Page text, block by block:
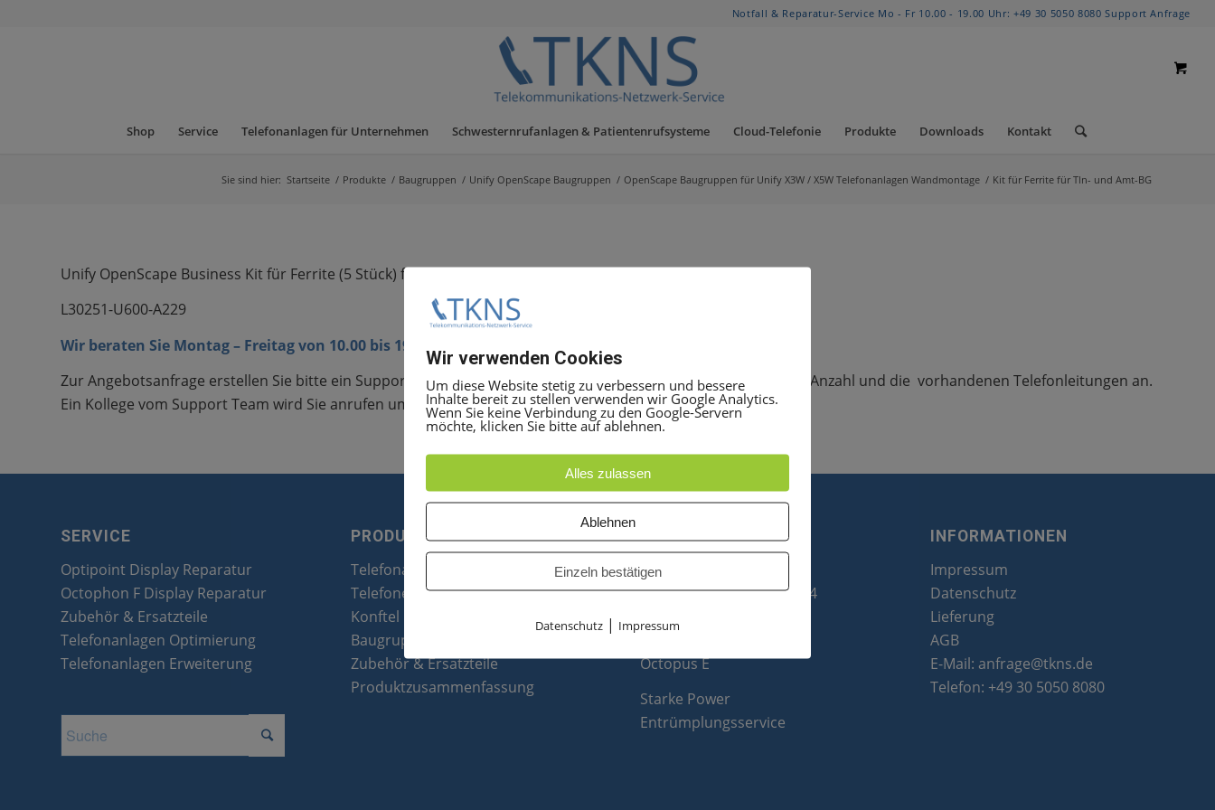
Notfall & Reparatur-Service Mo - Fr 10.00 - 19.00 Uhr: +49 30 5050 8080 Support Anfrage
Shop Service Telefonanlagen für Unternehmen Schwesternrufanlagen & Patientenrufsysteme Cloud-Telefonie Produkte Downloads Kontakt
Sie sind hier: Startseite / Produkte / Baugruppen / Unify OpenScape Baugruppen / OpenScape Baugruppen für Unify X3W / X5W Telefonanlagen Wandmontage / Kit für Ferrite für Tln- und Amt-BG
Unify OpenScape Business Kit für Ferrite (5 Stück) für Tln- und Amt-BG
L30251-U600-A229
Wir beraten Sie Montag – Freitag von 10.00 bis 19:00 Uhr Uhr unter +49.30.5050 8080
Zur Angebotsanfrage erstellen Sie bitte ein Support TicketAngebot anfordern, geben Sie dort die Mittarbeiter Anzahl und die vorhandenen Telefonleitungen an.
Ein Kollege vom Support Team wird Sie anrufen um alles weitere zu besprechen.
SERVICE
Optipoint Display Reparatur
Octophon F Display Reparatur
Zubehör & Ersatzteile
Telefonanlagen Optimierung
Telefonanlagen Erweiterung
PRODUKTE
Telefonanlagen
Telefone
Konftel Konferenztelefone
Baugruppen
Zubehör & Ersatzteile
Produktzusammenfassung
PARTNER
optiPoint 500
Telefonanlagen Service 24
Octopus E
Starke Power
Entrümplungsservice
INFORMATIONEN
Impressum
Datenschutz
Lieferung
AGB
E-Mail: anfrage@tkns.de
Telefon: +49 30 5050 8080
Wir verwenden Cookies
Um diese Website stetig zu verbessern und bessere
Inhalte bereit zu stellen verwenden wir Google Analytics.
Wenn Sie keine Verbindung zu den Google-Servern
möchte, klicken Sie bitte auf ablehnen.
Alles zulassen
Ablehnen
Einzeln bestätigen
Datenschutz | Impressum